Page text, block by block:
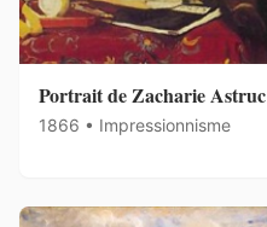
Portrait de Zacharie Astruc
1866 • Impressionnisme